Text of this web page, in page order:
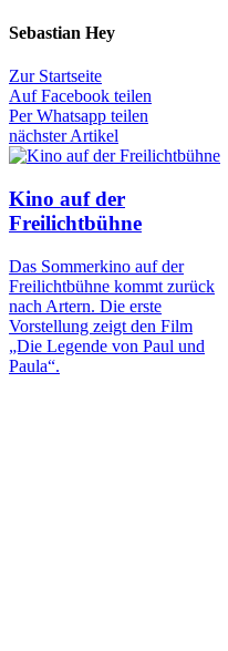
Sebastian Hey
Zur Startseite
Auf Facebook teilen
Per Whatsapp teilen
nächster Artikel
Kino auf der
Freilichtbühne
Das Sommerkino auf der
Freilichtbühne kommt zurück
nach Artern. Die erste
Vorstellung zeigt den Film
„Die Legende von Paul und
Paula“.